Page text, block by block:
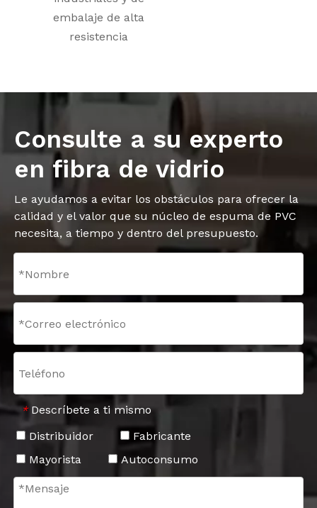
embalaje de alta
resistencia
Consulte a su experto
en fibra de vidrio
Le ayudamos a evitar los obstáculos para ofrecer la
calidad y el valor que su núcleo de espuma de PVC
necesita, a tiempo y dentro del presupuesto.
* Descríbete a ti mismo
Distribuidor
Fabricante
Mayorista
Autoconsumo